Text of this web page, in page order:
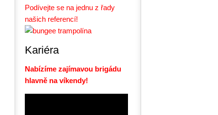
Podívejte se na jednu z řady
našich referencí!
Kariéra
Nabízíme zajímavou brigádu
hlavně na víkendy!